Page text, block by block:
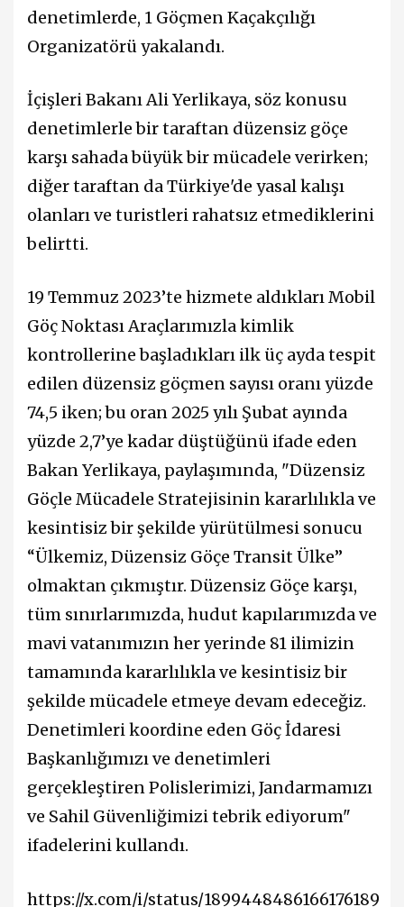
denetimlerde, 1 Göçmen Kaçakçılığı
Organizatörü yakalandı.
İçişleri Bakanı Ali Yerlikaya, söz konusu
denetimlerle bir taraftan düzensiz göçe
karşı sahada büyük bir mücadele verirken;
diğer taraftan da Türkiye'de yasal kalışı
olanları ve turistleri rahatsız etmediklerini
belirtti.
19 Temmuz 2023’te hizmete aldıkları Mobil
Göç Noktası Araçlarımızla kimlik
kontrollerine başladıkları ilk üç ayda tespit
edilen düzensiz göçmen sayısı oranı yüzde
74,5 iken; bu oran 2025 yılı Şubat ayında
yüzde 2,7’ye kadar düştüğünü ifade eden
Bakan Yerlikaya, paylaşımında, "Düzensiz
Göçle Mücadele Stratejisinin kararlılıkla ve
kesintisiz bir şekilde yürütülmesi sonucu
“Ülkemiz, Düzensiz Göçe Transit Ülke”
olmaktan çıkmıştır. Düzensiz Göçe karşı,
tüm sınırlarımızda, hudut kapılarımızda ve
mavi vatanımızın her yerinde 81 ilimizin
tamamında kararlılıkla ve kesintisiz bir
şekilde mücadele etmeye devam edeceğiz.
Denetimleri koordine eden Göç İdaresi
Başkanlığımızı ve denetimleri
gerçekleştiren Polislerimizi, Jandarmamızı
ve Sahil Güvenliğimizi tebrik ediyorum"
ifadelerini kullandı.
https://x.com/i/status/1899448486166176189